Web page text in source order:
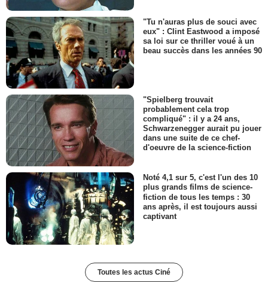
"Tu n'auras plus de souci avec
eux" : Clint Eastwood a imposé
sa loi sur ce thriller voué à un
beau succès dans les années 90
"Spielberg trouvait
probablement cela trop
compliqué" : il y a 24 ans,
Schwarzenegger aurait pu jouer
dans une suite de ce chef-
d'oeuvre de la science-fiction
Noté 4,1 sur 5, c'est l'un des 10
plus grands films de science-
fiction de tous les temps : 30
ans après, il est toujours aussi
captivant
Toutes les actus Ciné